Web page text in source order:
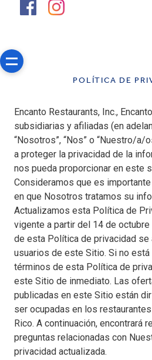
POLÍTICA DE
Encanto Restaurants, Inc.,
subsidiarias y afiliadas (en
“Nosotros”, “Nos” o “Nuestro/
a proteger la privacidad de la
nos pueda proporcionar en este
Consideramos que es
en que Nosotros tratamos su
Actualizamos esta Política de
vigente a partir del 14 de
de esta Política de privacidad se
usuarios de este Sitio. Si no
términos de esta Política de
este Sitio de inmediato. Las
publicadas en este Sitio están
ser ocupadas en los
Rico. A continuación, encontrará
preguntas relacionadas con
privacidad actualizada.